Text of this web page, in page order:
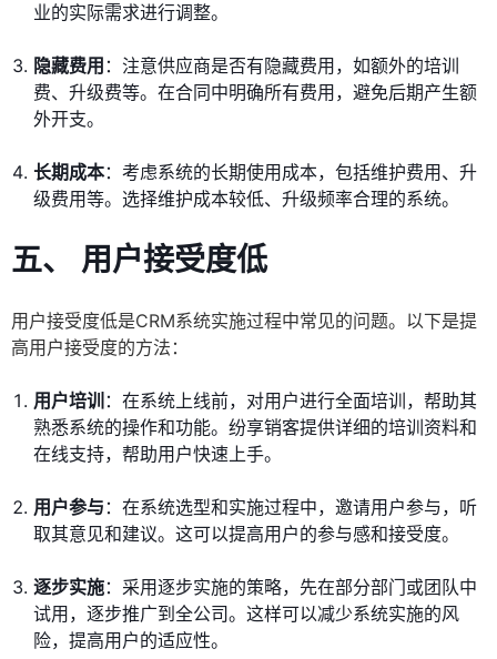
业的实际需求进行调整。
隐藏费用 ：注意供应商是否有隐藏费用，如额外的培训
费、升级费等。在合同中明确所有费用，避免后期产生额
外开支。
长期成本：考虑系统的长期使用成本，包括维护费用、升
级费用等。选择维护成本较低、升级频率合理的系统。
五、 用户接受度低
用户接受度低是CRM系统实施过程中常见的问题。以下是提
高用户接受度的方法：
用户培训 ：在系统上线前，对用户进行全面培训，帮助其
熟悉系统的操作和功能。纷享销客提供详细的培训资料和
在线支持，帮助用户快速上手。
用户参与 ：在系统选型和实施过程中，邀请用户参与，听
取其意见和建议。这可以提高用户的参与感和接受度。
逐步实施：采用逐步实施的策略，先在部分部门或团队中
试用，逐步推广到全公司。这样可以减少系统实施的风
险，提高用户的适应性。